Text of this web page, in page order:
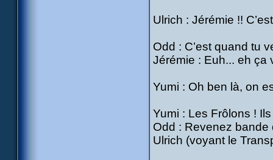
Ulrich : Jérémie !!
Odd : C’est quand tu
Jérémie : Euh... eh ça
Yumi : Oh ben là, on
Yumi : Les Frôlons ! Ils
Odd : Revenez bande
Ulrich (voyant le